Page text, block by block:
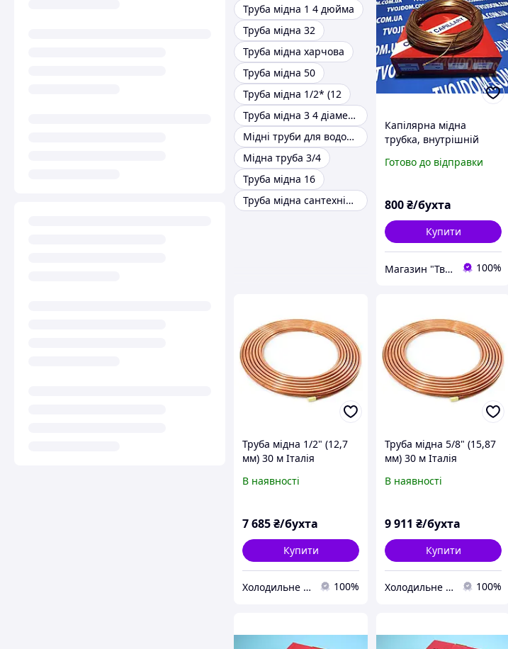
Труба мідна 1 4 дюйма
Труба мідна 32
Труба мідна харчова
Труба мідна 50
Труба мідна 1/2* (12
Труба мідна 3 4 діаметр
Мідні труби для водопроводу
Мідна труба 3/4
Труба мідна 16
Труба мідна сантехнічна
Капілярна мідна
трубка, внутрішній
30 м)
Готово до відправки
800₴/бухта
Купити
Магазин "Твій Дім" - Запчастини та комплектуючі для холодильного обладнання та побутової техніки. 100%
Труба мідна 1/2" (12,7
мм) 30 м Італія
В наявності
7 685₴/бухта
Купити
Холодильне обладнання 100%
Труба мідна 5/8" (15,87
мм) 30 м Італія
В наявності
9 911 ₴/бухта
Купити
Холодильне обладнання 100%